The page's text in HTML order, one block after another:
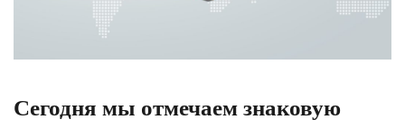
Сегодня мы отмечаем знаковую